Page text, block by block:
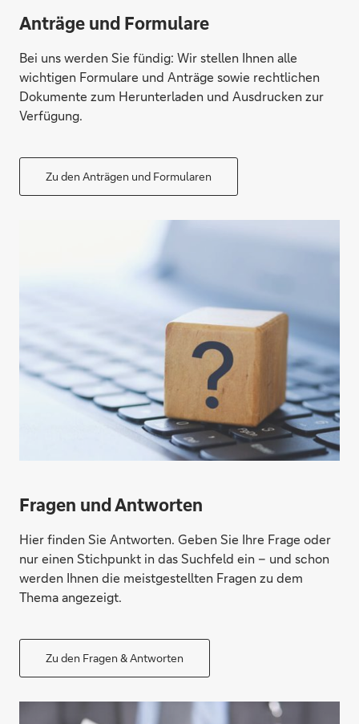
Anträge und Formulare
Bei uns werden Sie fündig: Wir stellen Ihnen alle
wichtigen Formulare und Anträge sowie rechtlichen
Dokumente zum Herunterladen und Ausdrucken zur
Verfügung.
Zu den Anträgen und Formularen
Fragen und Antworten
Hier finden Sie Antworten. Geben Sie Ihre Frage oder
nur einen Stichpunkt in das Suchfeld ein – und schon
werden Ihnen die meistgestellten Fragen zu dem
Thema angezeigt.
Zu den Fragen & Antworten